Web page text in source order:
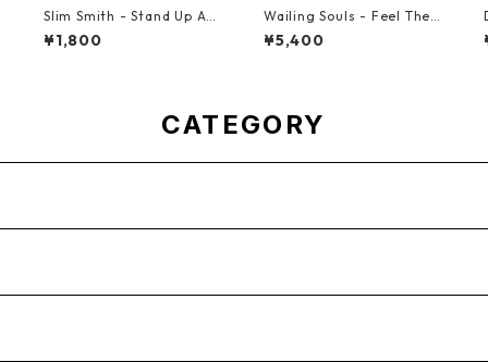
Slim Smith - Stand Up And
Fight 【7-21832】
¥1,800
Wailing Souls - Feel The S
pirit【7-21955】
¥5,400
CATEGORY